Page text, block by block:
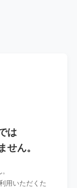
は
ん。
用いただくた